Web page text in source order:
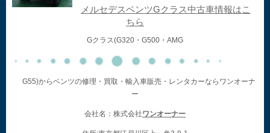
メルセデスベンツGクラス中古車情報はこ
ちら
Gクラス(G320・G500・AMG
G55)からベンツの修理・買取・輸入車販売・レンタカーならワンオーナ
ー
会社名：株式会社ワンオーナー